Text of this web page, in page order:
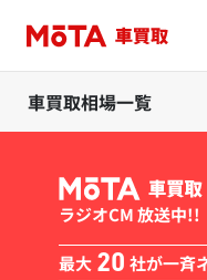
車買取相場一覧
ラジオCM 放送中!!
最大 20 社が一斉